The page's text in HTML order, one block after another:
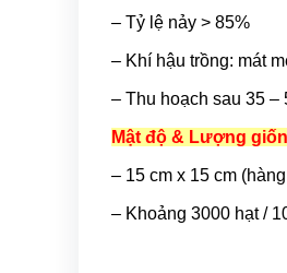
– Tỷ lệ nảy > 85%
– Khí hậu trồng: mát
– Thu hoạch sau 35 –
Mật độ & Lượng
– 15 cm x 15 cm
– Khoảng 3000 hạt /